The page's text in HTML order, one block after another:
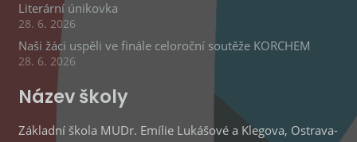
Literární únikovka
28. 6. 2026
Naši žáci uspěli ve finále celoroční soutěže KORCHEM
28. 6. 2026
Název školy
Základní škola MUDr. Emílie Lukášové a Klegova, Ostrava-